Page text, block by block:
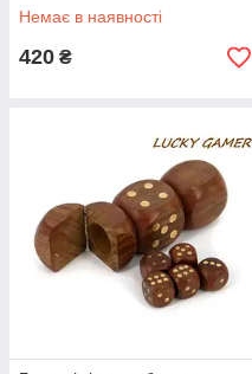
Немає в наявності
420 ₴